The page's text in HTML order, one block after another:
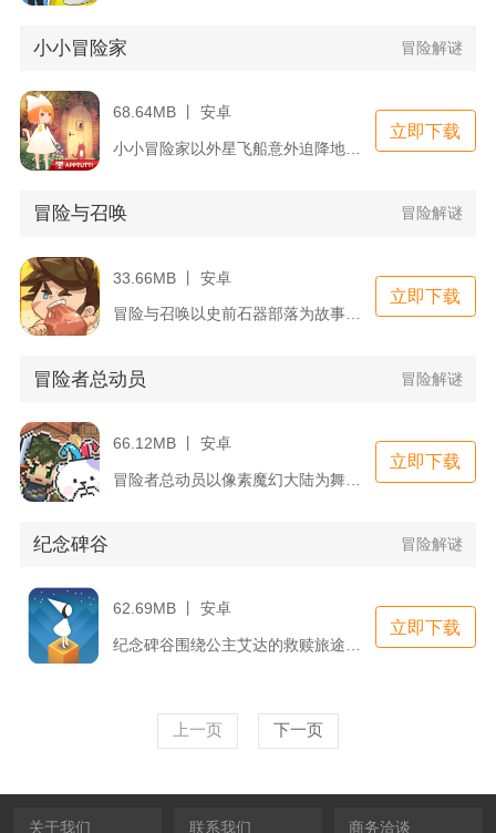
小小冒险家 冒险解谜
68.64MB 丨 安卓
小小冒险家以外星飞船意外迫降地球为故事主线，玩家化身普通小向...
立即下载
冒险与召唤 冒险解谜
33.66MB 丨 安卓
冒险与召唤以史前石器部落为故事舞台，将开箱刷装、异兽召唤、离...
立即下载
冒险者总动员 冒险解谜
66.12MB 丨 安卓
冒险者总动员以像素魔幻大陆为舞台，玩家化身边境村落管理者，集...
立即下载
纪念碑谷 冒险解谜
62.69MB 丨 安卓
立即下载
上一页 下一页
关于我们 联系我们 商务洽谈